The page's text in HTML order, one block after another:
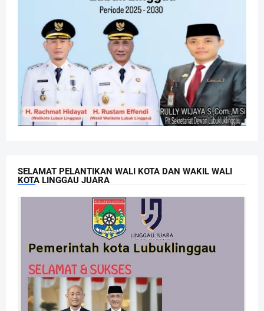
SELAMAT PELANTIKAN WALI KOTA DAN WAKIL WALI
KOTA LINGGAU JUARA